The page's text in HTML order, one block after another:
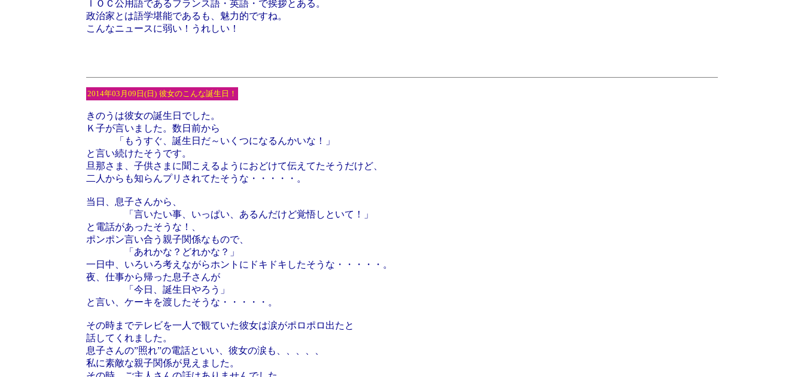
ＩＯＣ公用語であるフランス語・英語・で挨拶とある。
政治家とは語学堪能であるも、魅力的ですね。
こんなニュースに弱い！うれしい！
2014年03月09日(日) 彼女のこんな誕生日！
きのうは彼女の誕生日でした。
Ｋ子が言いました。数日前から
「もうすぐ、誕生日だ～いくつになるんかいな！」
と言い続けたそうです。
旦那さま、子供さまに聞こえるようにおどけて伝えてたそうだけど、
二人からも知らんプリされてたそうな・・・・・。
当日、息子さんから、
「言いたい事、いっぱい、あるんだけど覚悟しといて！」
と電話があったそうな！、
ポンポン言い合う親子関係なもので、
「あれかな？どれかな？」
一日中、いろいろ考えながらホントにドキドキしたそうな・・・・・。
夜、仕事から帰った息子さんが
「今日、誕生日やろう」
と言い、ケーキを渡したそうな・・・・・。
その時までテレビを一人で観ていた彼女は涙がポロポロ出たと
話してくれました。
息子さんの”照れ”の電話といい、彼女の涙も、、、、、
私に素敵な親子関係が見えました。